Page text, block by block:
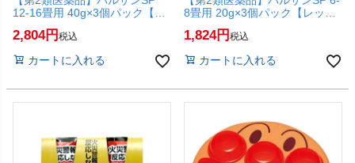
12-16畳用 40g×3個パック【レ
ック】【その他医薬品】
【SBT】(6056378)
2,804 税込
カートに入れる
8畳用 20g×3個パック【レッ
ク】【その他医薬品】【SBT】
(6056377)
1,824 税込
カートに入れる